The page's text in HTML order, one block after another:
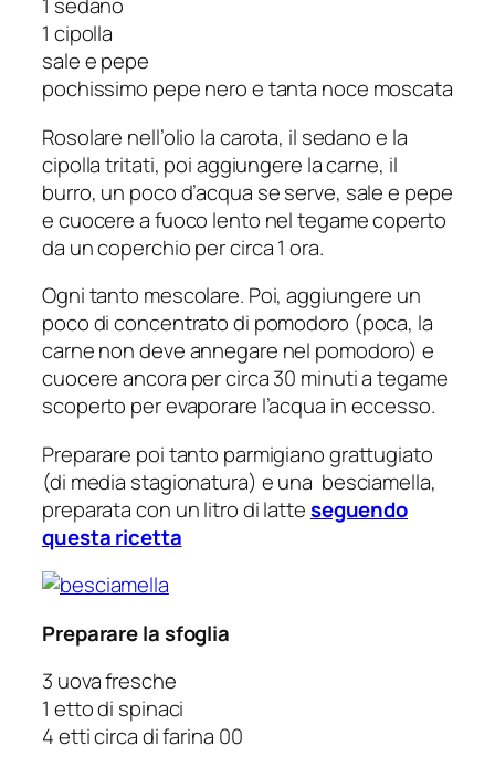
1 sedano
1 cipolla
sale e pepe
pochissimo pepe nero e tanta noce moscata
Rosolare nell’olio la carota, il sedano e la
cipolla tritati, poi aggiungere la carne, il
burro, un poco d’acqua se serve, sale e pepe
e cuocere a fuoco lento nel tegame coperto
da un coperchio per circa 1 ora.
Ogni tanto mescolare. Poi, aggiungere un
poco di concentrato di pomodoro (poca, la
carne non deve annegare nel pomodoro) e
cuocere ancora per circa 30 minuti a tegame
scoperto per evaporare l’acqua in eccesso.
Preparare poi tanto parmigiano grattugiato
(di media stagionatura) e una besciamella,
preparata con un litro di latteseguendo
questa ricetta
Preparare la sfoglia
3 uova fresche
1 etto di spinaci
4 etti circa di farina 00